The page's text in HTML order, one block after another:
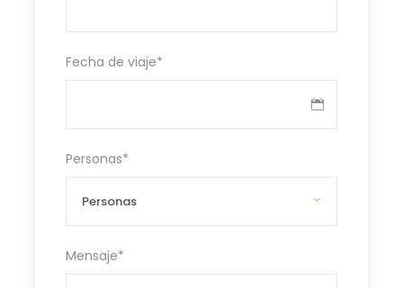
Fecha de viaje*
Personas*
Mensaje*